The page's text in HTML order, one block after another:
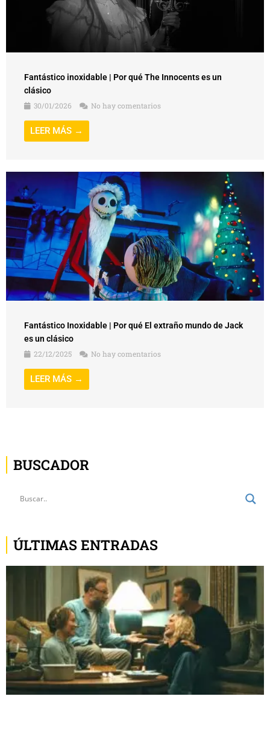
Fantástico inoxidable | Por qué The Innocents es un
clásico
30/01/2026
No hay comentarios
LEER MÁS →
Fantástico Inoxidable | Por qué El extraño mundo de Jack
es un clásico
22/12/2025
No hay comentarios
LEER MÁS →
BUSCADOR
ÚLTIMAS ENTRADAS